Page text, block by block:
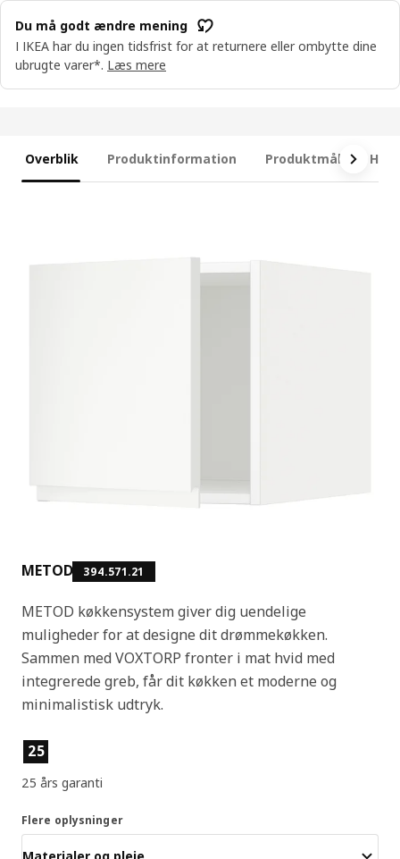
Du må godt ændre mening
I IKEA har du ingen tidsfrist for at returnere eller ombytte dine
ubrugte varer*. Læs mere
Overblik Produktinformation Produktmål
METOD 394.571.21
METOD køkkensystem giver dig uendelige
muligheder for at designe dit drømmekøkken.
Sammen med VOXTORP fronter i mat hvid med
integrerede greb, får dit køkken et moderne og
minimalistisk udtryk.
Produktfunktioner
25
25 års garanti
Flere oplysninger